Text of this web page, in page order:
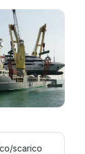
scarico